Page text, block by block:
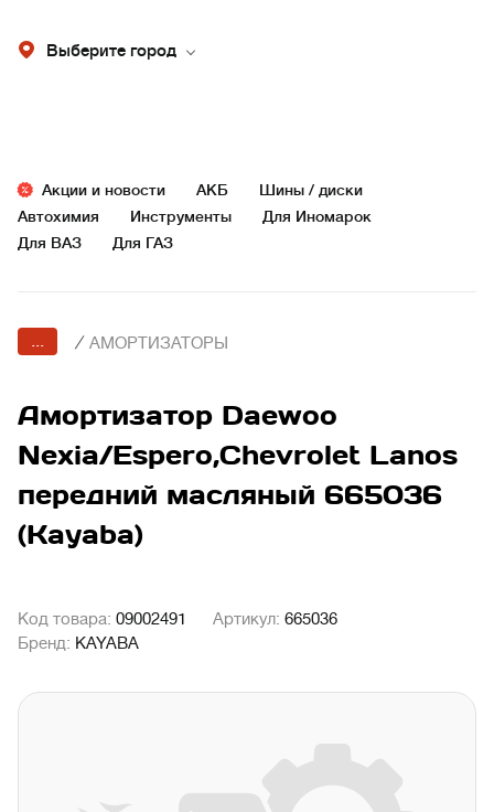
Выберите город
Акции и новости АКБ
Шины / диски
Автохимия
Инструменты
Для Иномарок
Для ВАЗ
Для ГАЗ
... / АМОРТИЗАТОРЫ
Амортизатор Daewoo
Nexia/Espero,Chevrolet Lanos
передний масляный 665036
(Kayaba)
Код товара: 09002491 Артикул: 665036
Бренд: KAYABA